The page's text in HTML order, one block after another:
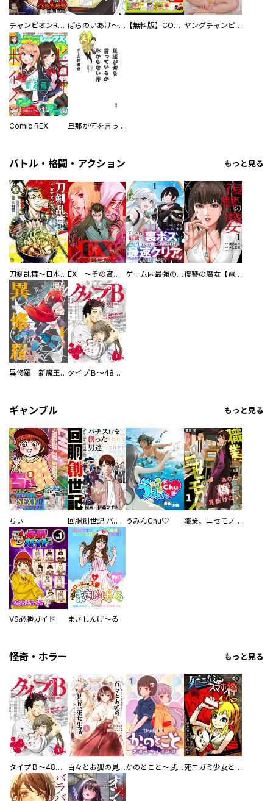
チャンピオンRED ぱらのいあけ～じ 【無料版】COMIC MeDu Invitation ヤングチャンピオン烈
Comic REX 旦那が何を言っているかわからない件
バトル・格闘・アクション もっと見る
刀剣乱舞～日本号つれづれ酒～ EX ～その賞金稼ぎは、世界の出口を探す～【単行本版】 ゲーム内最強の『裏ボス』に転生したので、主人公の代わりに最速クリアを目指します！【電子単行本版】 復讐の魔女【電子単行本版】
異修羅 新魔王戦争 タイプＢ～48時間後、致死率100％～【単話】
ギャンブル もっと見る
ちぃ 回胴創世記 パチスロを創った男達 うみんChu♡ 職業、ニセモノ～あなたに偽は見抜けない【電子単行本版】
VS必勝ガイド まさしんげ～る
怪奇・ホラー もっと見る
タイプＢ～48時間後、致死率100％～【単話】 百々とお狐の見習い巫女生活【単行本版】 かのとこと～武蔵花町怪話譚～ 【連載版】 死ニガミ少女とスマホ神